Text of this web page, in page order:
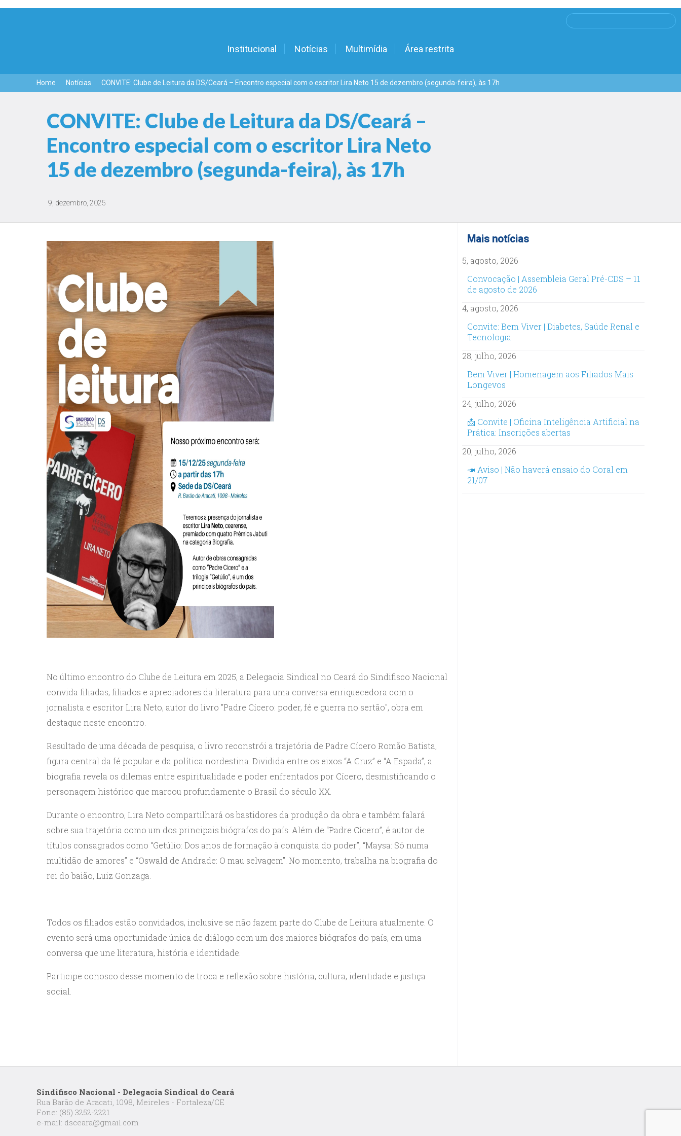
Institucional Notícias Multimídia Área restrita
Home Notícias CONVITE: Clube de Leitura da DS/Ceará – Encontro especial com o escritor Lira Neto 15 de dezembro (segunda-feira), às 17h
CONVITE: Clube de Leitura da DS/Ceará –
Encontro especial com o escritor Lira Neto
15 de dezembro (segunda-feira), às 17h
9, dezembro, 2025
No último encontro do Clube de Leitura em 2025, a Delegacia Sindical no Ceará do Sindifisco Nacional
convida filiadas, filiados e apreciadores da literatura para uma conversa enriquecedora com o
jornalista e escritor Lira Neto, autor do livro "Padre Cícero: poder, fé e guerra no sertão", obra em
destaque neste encontro.
Resultado de uma década de pesquisa, o livro reconstrói a trajetória de Padre Cícero Romão Batista,
figura central da fé popular e da política nordestina. Dividida entre os eixos “A Cruz” e “A Espada”, a
biografia revela os dilemas entre espiritualidade e poder enfrentados por Cícero, desmistificando o
personagem histórico que marcou profundamente o Brasil do século XX.
Durante o encontro, Lira Neto compartilhará os bastidores da produção da obra e também falará
sobre sua trajetória como um dos principais biógrafos do país. Além de “Padre Cícero”, é autor de
títulos consagrados como “Getúlio: Dos anos de formação à conquista do poder”, “Maysa: Só numa
multidão de amores” e “Oswald de Andrade: O mau selvagem”. No momento, trabalha na biografia do
rei do baião, Luiz Gonzaga.
Todos os filiados estão convidados, inclusive se não fazem parte do Clube de Leitura atualmente. O
evento será uma oportunidade única de diálogo com um dos maiores biógrafos do país, em uma
conversa que une literatura, história e identidade.
Participe conosco desse momento de troca e reflexão sobre história, cultura, identidade e justiça
social.
Mais notícias
5, agosto, 2026
Convocação | Assembleia Geral Pré-CDS – 11
de agosto de 2026
4, agosto, 2026
Convite: Bem Viver | Diabetes, Saúde Renal e
Tecnologia
28, julho, 2026
Bem Viver | Homenagem aos Filiados Mais
Longevos
24, julho, 2026
📩 Convite | Oficina Inteligência Artificial na
Prática: Inscrições abertas
20, julho, 2026
📣 Aviso | Não haverá ensaio do Coral em
21/07
Sindifisco Nacional - Delegacia Sindical do Ceará
Rua Barão de Aracati, 1098, Meireles - Fortaleza/CE
Fone: (85) 3252-2221
e-mail: dsceara@gmail.com